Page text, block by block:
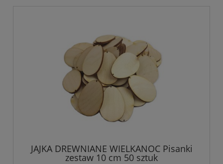
JAJKA DREWNIANE WIELKANOC Pisanki
zestaw 10 cm 50 sztuk